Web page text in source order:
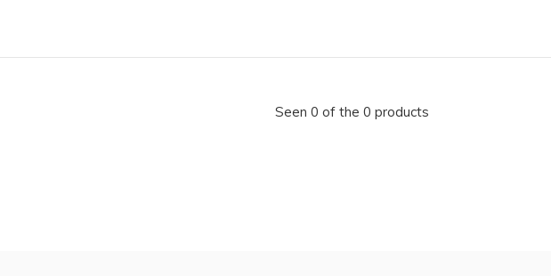
Seen 0 of the 0 products